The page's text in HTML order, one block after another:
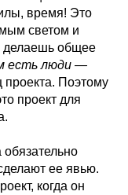
время! Это
светом и
делаешь общее
есть люди —
проекта. Поэтому
проект для
ее явью.
когда он